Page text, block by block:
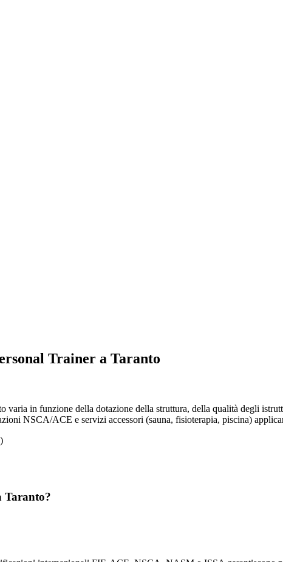
Trainer a Taranto
varia in funzione della dotazione della struttura, della qualità degli
NSCA/ACE e servizi accessori (sauna, fisioterapia, piscina)
Taranto?